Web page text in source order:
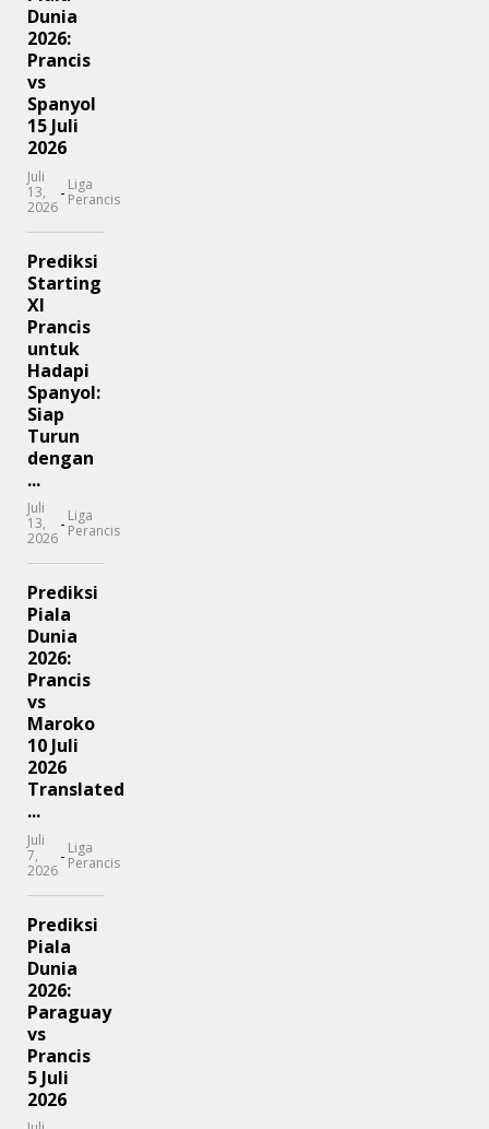
Dunia
2026:
Prancis
vs
Spanyol
15 Juli
2026
Juli
13,
2026
- Liga
Perancis
Prediksi
Starting
XI
Prancis
untuk
Hadapi
Spanyol:
Siap
Turun
dengan
...
Juli
13,
2026
- Liga
Perancis
Prediksi
Piala
Dunia
2026:
Prancis
vs
Maroko
10 Juli
2026
Translated
...
Juli
7,
2026
- Liga
Perancis
Prediksi
Piala
Dunia
2026:
Paraguay
vs
Prancis
5 Juli
2026